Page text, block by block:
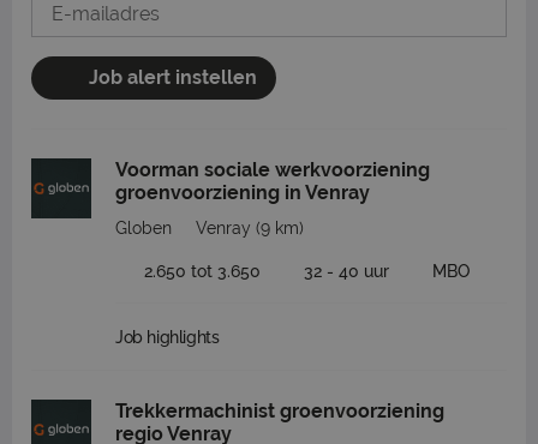
Job alert instellen
Voorman sociale werkvoorziening
groenvoorziening in Venray
Globen Venray (9 km)
2.650 tot 3.650 32 - 40 uur MBO
Job highlights
Trekkermachinist groenvoorziening
regio Venray